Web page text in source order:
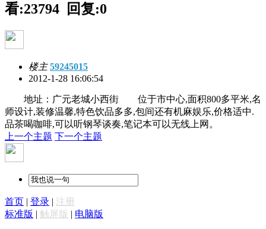
看:23794 回复:0
楼主59245015
2012-1-28 16:06:54
地址：广元老城小西街 位于市中心,面积800多平米,名
师设计,装修温馨,特色饮品多多,包间还有机麻娱乐,价格适中.
品茶喝咖啡,可以听钢琴谈奏,笔记本可以无线上网。
上一个主题 下一个主题
首页 | 登录 | 注册
标准版 | 触屏版 | 电脑版